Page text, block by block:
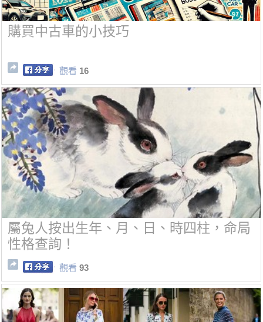
購買中古車的小技巧
觀看 16
屬兔人按出生年、月、日、時四柱，命局
性格查詢！
觀看 93